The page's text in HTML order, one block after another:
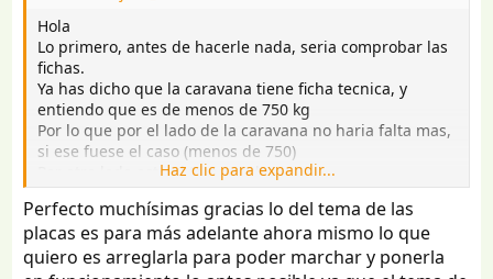
Hola
Lo primero, antes de hacerle nada, seria comprobar las
fichas.
Ya has dicho que la caravana tiene ficha tecnica, y
entiendo que es de menos de 750 kg
Por lo que por el lado de la caravana no haria falta mas,
si ese fuese el caso (menos de 750)
Por otro lado esta el tema coche.
A priori, y en papeles, no creo que haya ningun
problema
Otra cosa sera la realidad. No se ve la caravana muy
grande (en torno a una 400)
Haz clic para expandir...
Perfecto muchísimas gracias lo del tema de las
placas es para más adelante ahora mismo lo que
quiero es arreglarla para poder marchar y ponerla